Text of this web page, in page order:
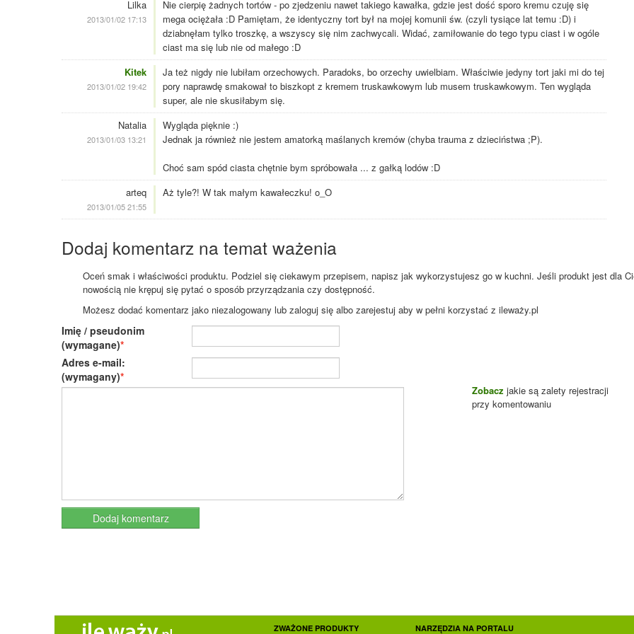
Lilka
2013/01/02 17:13
Nie cierpię żadnych tortów - po zjedzeniu nawet takiego kawałka, gdzie jest dość sporo kremu czuję się
mega ociężała :D Pamiętam, że identyczny tort był na mojej komunii św. (czyli tysiące lat temu :D) i
dziabnęłam tylko troszkę, a wszyscy się nim zachwycali. Widać, zamiłowanie do tego typu ciast i w ogóle
ciast ma się lub nie od małego :D
Kitek
2013/01/02 19:42
Ja też nigdy nie lubiłam orzechowych. Paradoks, bo orzechy uwielbiam. Właściwie jedyny tort jaki mi do tej
pory naprawdę smakował to biszkopt z kremem truskawkowym lub musem truskawkowym. Ten wygląda
super, ale nie skusiłabym się.
Natalia
2013/01/03 13:21
Wygląda pięknie :)
Jednak ja również nie jestem amatorką maślanych kremów (chyba trauma z dzieciństwa ;P).
Choć sam spód ciasta chętnie bym spróbowała ... z gałką lodów :D
arteq
2013/01/05 21:55
Aż tyle?! W tak małym kawałeczku! o_O
Dodaj komentarz na temat ważenia
Oceń smak i właściwości produktu. Podziel się ciekawym przepisem, napisz jak wykorzystujesz go w kuchni. Jeśli produkt jest dla
nowością nie krępuj się pytać o sposób przyrządzania czy dostępność.
Możesz dodać komentarz jako niezalogowany lub zaloguj się albo zarejestuj aby w pełni korzystać z ileważy.pl
Imię / pseudonim
(wymagane)
Adres e-mail:
(wymagany)
Zobacz jakie są zalety rejestracji
przy komentowaniu
ZWAŻONE PRODUKTY NARZĘDZIA NA PORTALU